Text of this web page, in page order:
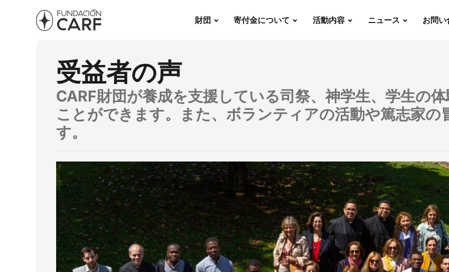
財団 寄付金について 活動内容 ニュース お問い
受益者の声
CARF財団が養成を支援している司祭、神学生、学生の
ことができます。また、ボランティアの活動や篤志家の
す。